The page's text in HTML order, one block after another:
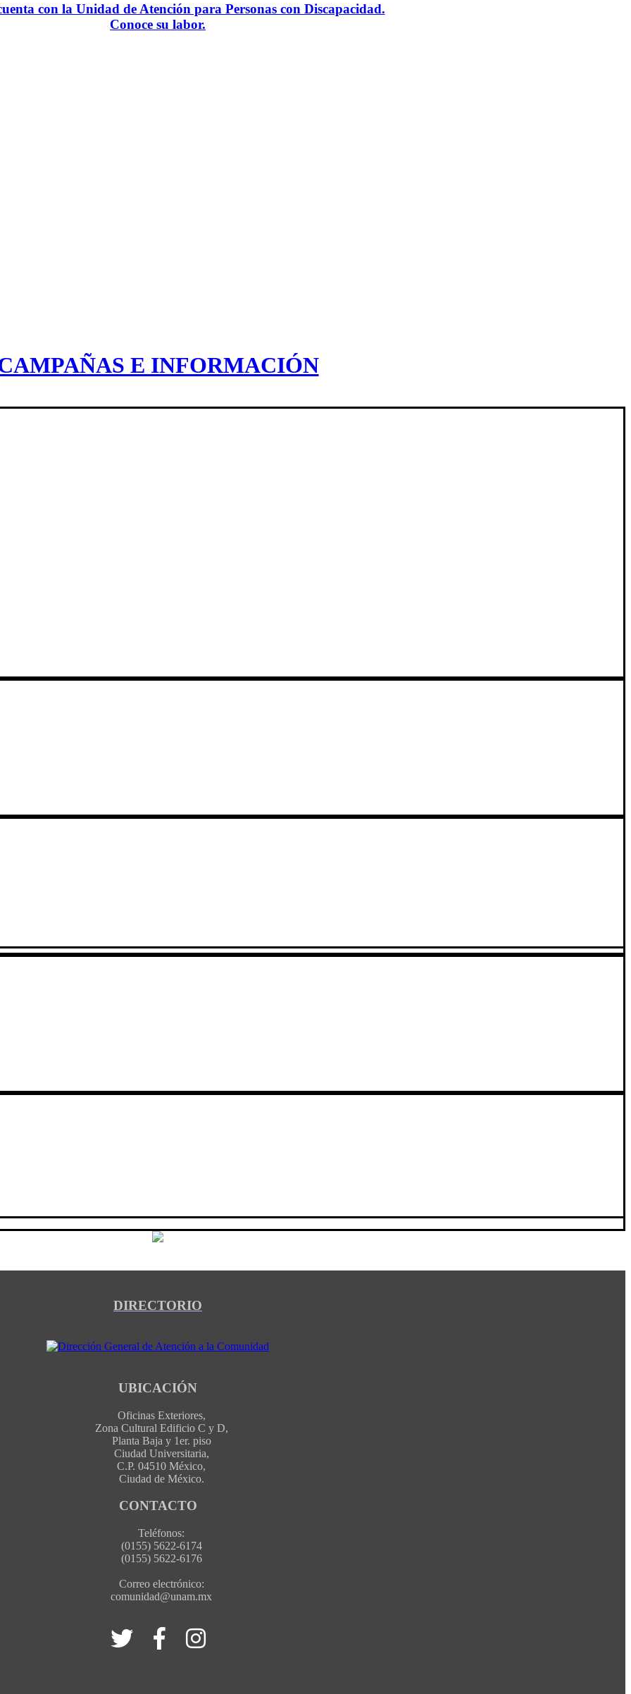
con la Unidad de Atención para Personas con Discapacidad.
Conoce su labor.
E INFORMACIÓN
DIRECTORIO
UBICACIÓN
Oficinas Exteriores,
Zona Cultural Edificio C y D,
Planta Baja y 1er. piso
Ciudad Universitaria,
C.P. 04510 México,
Ciudad de México.
CONTACTO
Teléfonos:
(0155) 5622-6174
(0155) 5622-6176
Correo electrónico:
comunidad@unam.mx